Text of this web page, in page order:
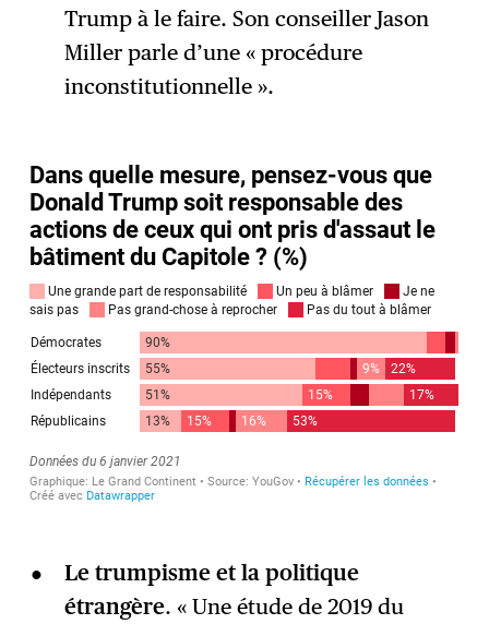
Trump à le faire. Son conseiller Jason
Miller parle d’une « procédure
inconstitutionnelle ».
Le trumpisme et la politique
étrangère. « Une étude de 2019 du